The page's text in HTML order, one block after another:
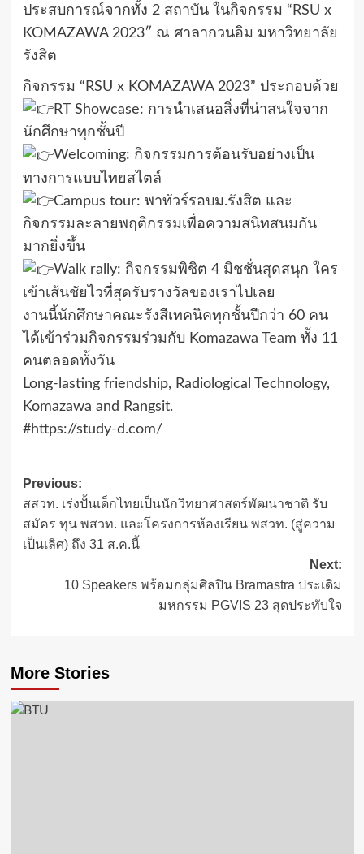
ประสบการณ์จากทั้ง 2 สถาบัน ในกิจกรรม “ RSU x
KOMAZAWA 2023″ ณ ศาลากวนอิม มหาวิทยาลัย
รังสิต
กิจกรรม “RSU x KOMAZAWA 2023” ประกอบด้วย
RT Showcase: การนำเสนอสิ่งที่น่าสนใจจาก
นักศึกษาทุกชั้นปี
Welcoming: กิจกรรมการต้อนรับอย่างเป็น
ทางการแบบไทยสไตล์
Campus tour: พาทัวร์รอบม.รังสิต และ
กิจกรรมละลายพฤติกรรมเพื่อความสนิทสนมกัน
มากยิ่งขึ้น
Walk rally: กิจกรรมพิชิต 4 มิชชั่นสุดสนุก ใคร
เข้าเส้นชัยไวที่สุดรับรางวัลของเราไปเลย
งานนี้นักศึกษาคณะรังสีเทคนิคทุกชั้นปีกว่า 60 คน
ได้เข้าร่วมกิจกรรมร่วมกับ Komazawa Team ทั้ง 11
คนตลอดทั้งวัน
Long-lasting friendship, Radiological Technology,
Komazawa and Rangsit.
#https://study-d.com/
Post
navigation
Previous:
สสวท. เร่งปั้นเด็กไทยเป็นนักวิทยาศาสตร์พัฒนาชาติ รับ
สมัคร ทุน พสวท. และโครงการห้องเรียน พสวท. (สู่ความ
เป็นเลิศ) ถึง 31 ส.ค.นี้
Next:
10 Speakers พร้อมกลุ่มศิลปิน Bramastra ประเดิม
มหกรรม PGVIS 23 สุดประทับใจ
More Stories